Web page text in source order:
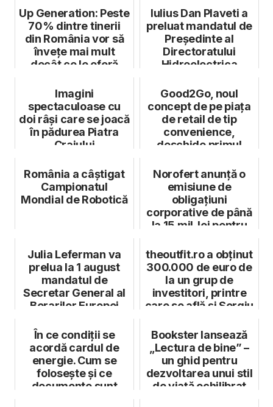
Up Generation: Peste
70% dintre tinerii
din România vor să
învețe mai mult
decât ce le oferă
Iulius Dan Plaveti a
preluat mandatul de
Președinte al
Directoratului
Hidroelectrica
Imagini
spectaculoase cu
doi râși care se joacă
în pădurea Piatra
Craiului
Good2Go, noul
concept de pe piața
de retail de tip
convenience,
deschide primul
...
România a câștigat
Campionatul
Mondial de Robotică
Norofert anunță o
emisiune de
obligațiuni
corporative de până
la 15 mil. lei pentru
Julia Leferman va
prelua la 1 august
mandatul de
Secretar General al
Berarilor Europei
theoutfit.ro a obținut
300.000 de euro de
la un grup de
investitori, printre
care se află și Sergiu
În ce condiții se
acordă cardul de
energie. Cum se
folosește și ce
documente sunt
Bookster lansează
„Lectura de bine” –
un ghid pentru
dezvoltarea unui stil
de viață echilibrat